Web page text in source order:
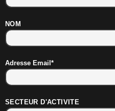
NOM
Adresse Email*
SECTEUR D'ACTIVITE